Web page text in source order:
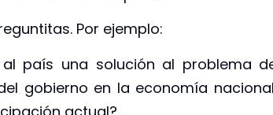
Por ejemplo:
país una solución al problema
gobierno en la economía